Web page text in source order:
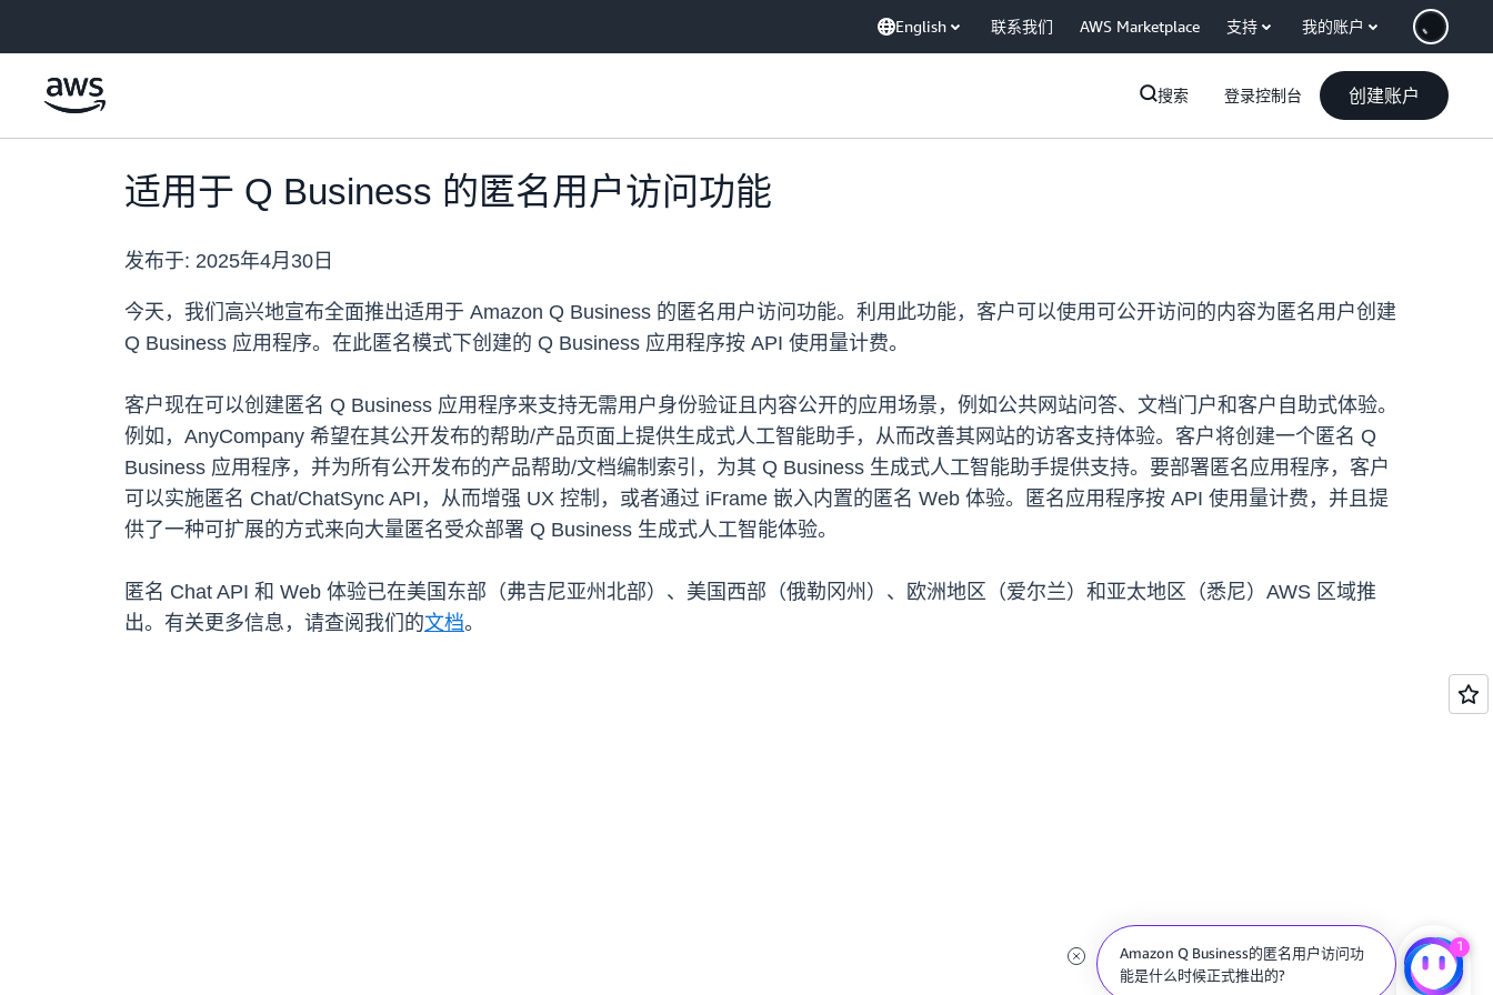
English 联系我们 AWS Marketplace 支持 我的账户
搜索 登录控制台 创建账户
适用于 Q Business 的匿名用户访问功能
发布于: 2025年4月30日
今天，我们高兴地宣布全面推出适用于 Amazon Q Business 的匿名用户访问功能。利用此功能，客户可以使用可公开访问的内容为匿名用户创建
Q Business 应用程序。在此匿名模式下创建的 Q Business 应用程序按 API 使用量计费。
客户现在可以创建匿名 Q Business 应用程序来支持无需用户身份验证且内容公开的应用场景，例如公共网站问答、文档门户和客户自助式体验。
例如，AnyCompany 希望在其公开发布的帮助/产品页面上提供生成式人工智能助手，从而改善其网站的访客支持体验。客户将创建一个匿名 Q
Business 应用程序，并为所有公开发布的产品帮助/文档编制索引，为其 Q Business 生成式人工智能助手提供支持。要部署匿名应用程序，客户
可以实施匿名 Chat/ChatSync API，从而增强 UX 控制，或者通过 iFrame 嵌入内置的匿名 Web 体验。匿名应用程序按 API 使用量计费，并且提
供了一种可扩展的方式来向大量匿名受众部署 Q Business 生成式人工智能体验。
匿名 Chat API 和 Web 体验已在美国东部（弗吉尼亚州北部）、美国西部（俄勒冈州）、欧洲地区（爱尔兰）和亚太地区（悉尼）AWS 区域推
出。有关更多信息，请查阅我们的文档。
Amazon Q Business的匿名用户访问功
能是什么时候正式推出的?
1